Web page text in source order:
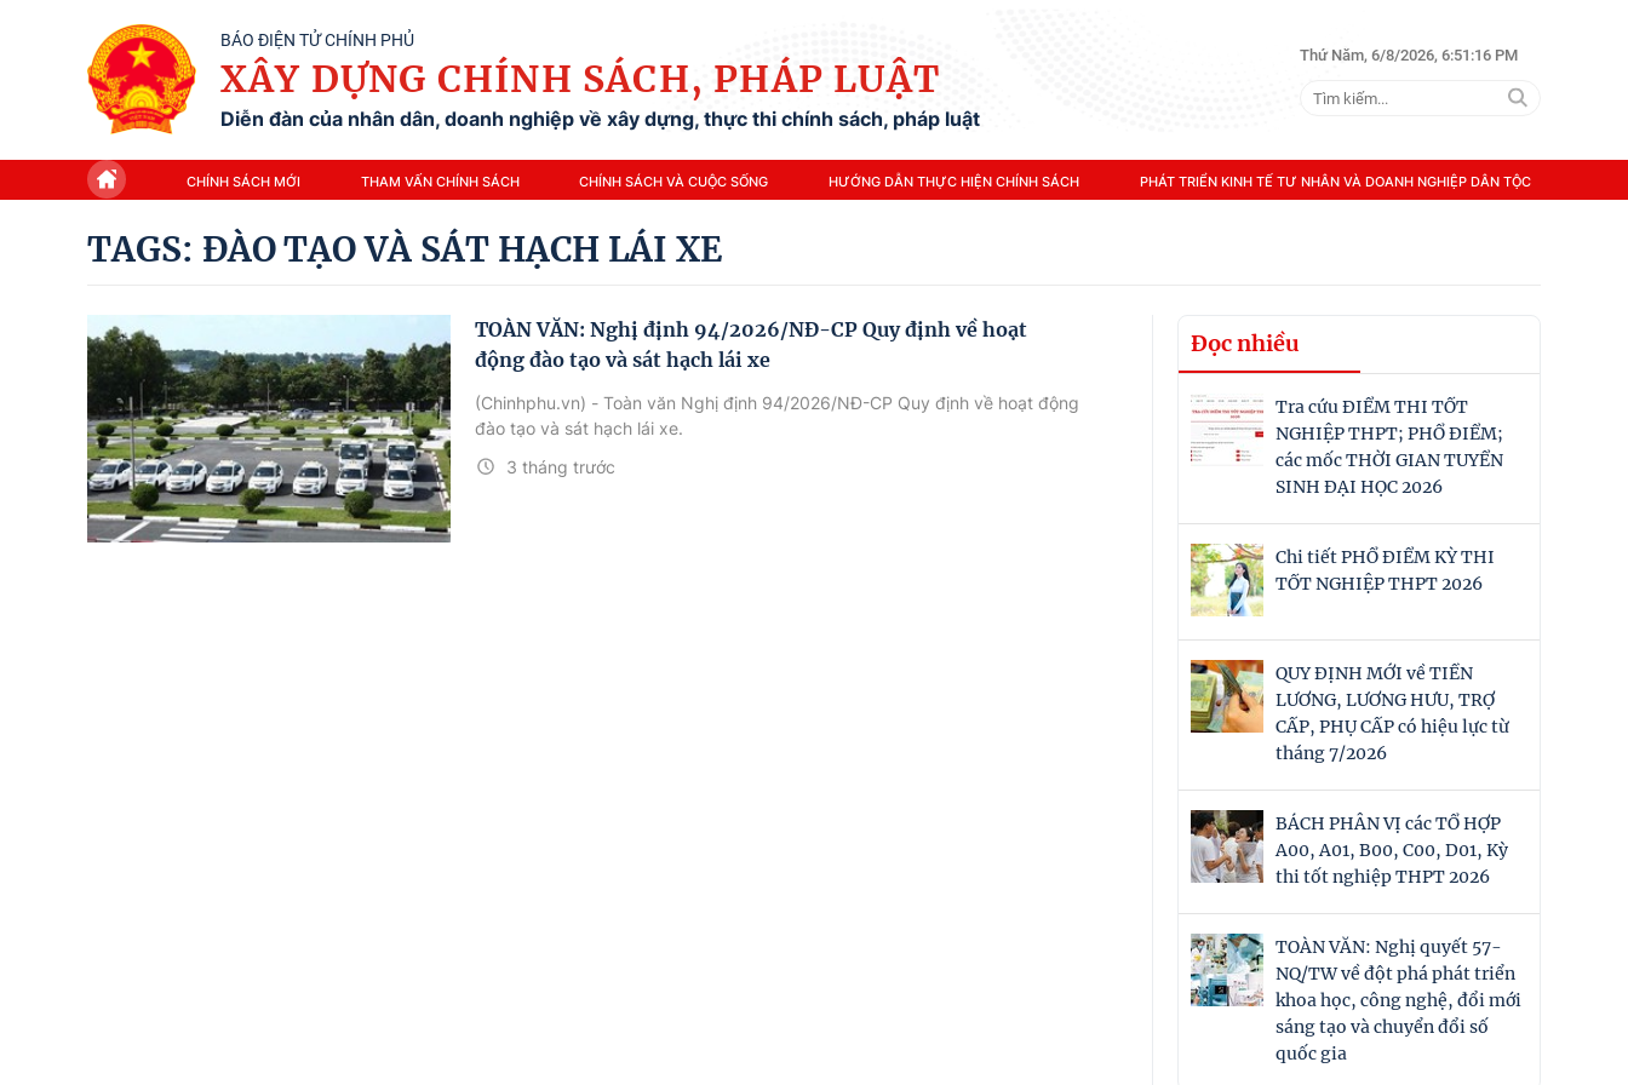
BÁO ĐIỆN TỬ CHÍNH PHỦ
XÂY DỰNG CHÍNH SÁCH, PHÁP LUẬT
Diễn đàn của nhân dân, doanh nghiệp về xây dựng, thực thi chính sách, pháp luật
Thứ Năm, 6/8/2026, 6:51:16 PM
CHÍNH SÁCH MỚI THAM VẤN CHÍNH SÁCH CHÍNH SÁCH VÀ CUỘC SỐNG HƯỚNG DẪN THỰC HIỆN CHÍNH SÁCH PHÁT TRIỂN KINH TẾ TƯ NHÂN VÀ DOANH NGHIỆP DÂN TỘC
TAGS: ĐÀO TẠO VÀ SÁT HẠCH LÁI XE
TOÀN VĂN: Nghị định 94/2026/NĐ-CP Quy định về hoạt
động đào tạo và sát hạch lái xe
3 tháng trước
(Chinhphu.vn) - Toàn văn Nghị định 94/2026/NĐ-CP Quy định về hoạt động
đào tạo và sát hạch lái xe.
Đọc nhiều
Tra cứu ĐIỂM THI TỐT
NGHIỆP THPT; PHỔ ĐIỂM;
các mốc THỜI GIAN TUYỂN
SINH ĐẠI HỌC 2026
Chi tiết PHỔ ĐIỂM KỲ THI
TỐT NGHIỆP THPT 2026
QUY ĐỊNH MỚI về TIỀN
LƯƠNG, LƯƠNG HƯU, TRỢ
CẤP, PHỤ CẤP có hiệu lực từ
tháng 7/2026
BÁCH PHÂN VỊ các TỔ HỢP
A00, A01, B00, C00, D01, Kỳ
thi tốt nghiệp THPT 2026
TOÀN VĂN: Nghị quyết 57-
NQ/TW về đột phá phát triển
khoa học, công nghệ, đổi mới
sáng tạo và chuyển đổi số
quốc gia